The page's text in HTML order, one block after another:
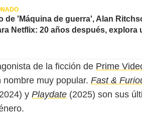
de 'Máquina de guerra', Alan
Netflix: 20 años después, explora
de la ficción de Prime
nombre muy popular. Fast &
y Playdate (2025) son sus